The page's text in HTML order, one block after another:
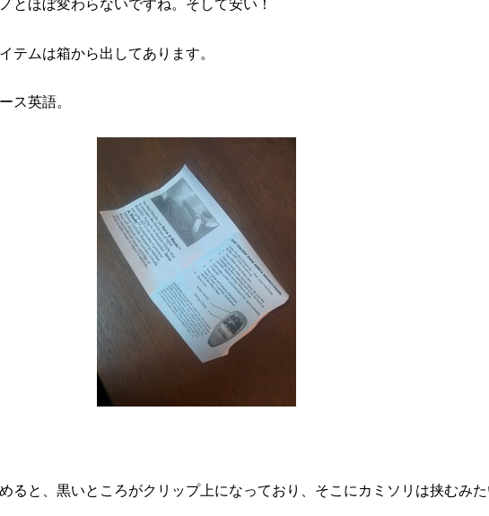
とほぼ変わらないですね。そして安い！
テムは箱から出してあります。
ス英語。
ると、黒いところがクリップ上になっており、そこにカミソリは挟むみ